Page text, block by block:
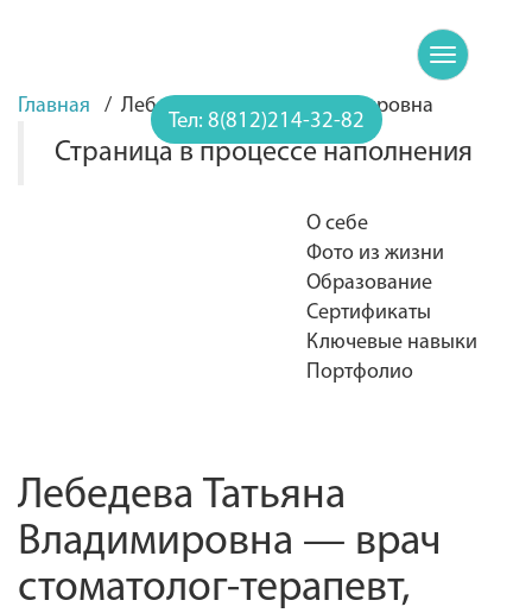
Toggle
Тел: 8(812)214-32-82
Главная / Лебедева Татьяна Владимировна
Страница в процессе наполнения
О себе
Фото из жизни
Образование
Сертификаты
Ключевые навыки
Портфолио
Лебедева Татьяна
Владимировна — врач
стоматолог-терапевт,